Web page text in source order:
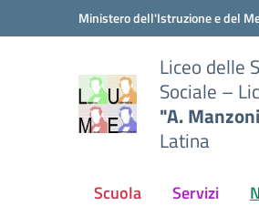
Vai ai contenuti
Vai al menu di navigazioneMinistero dell'Istruzione e del
Liceo delle
Sociale –
"A.
Latina
Scuola Servizi